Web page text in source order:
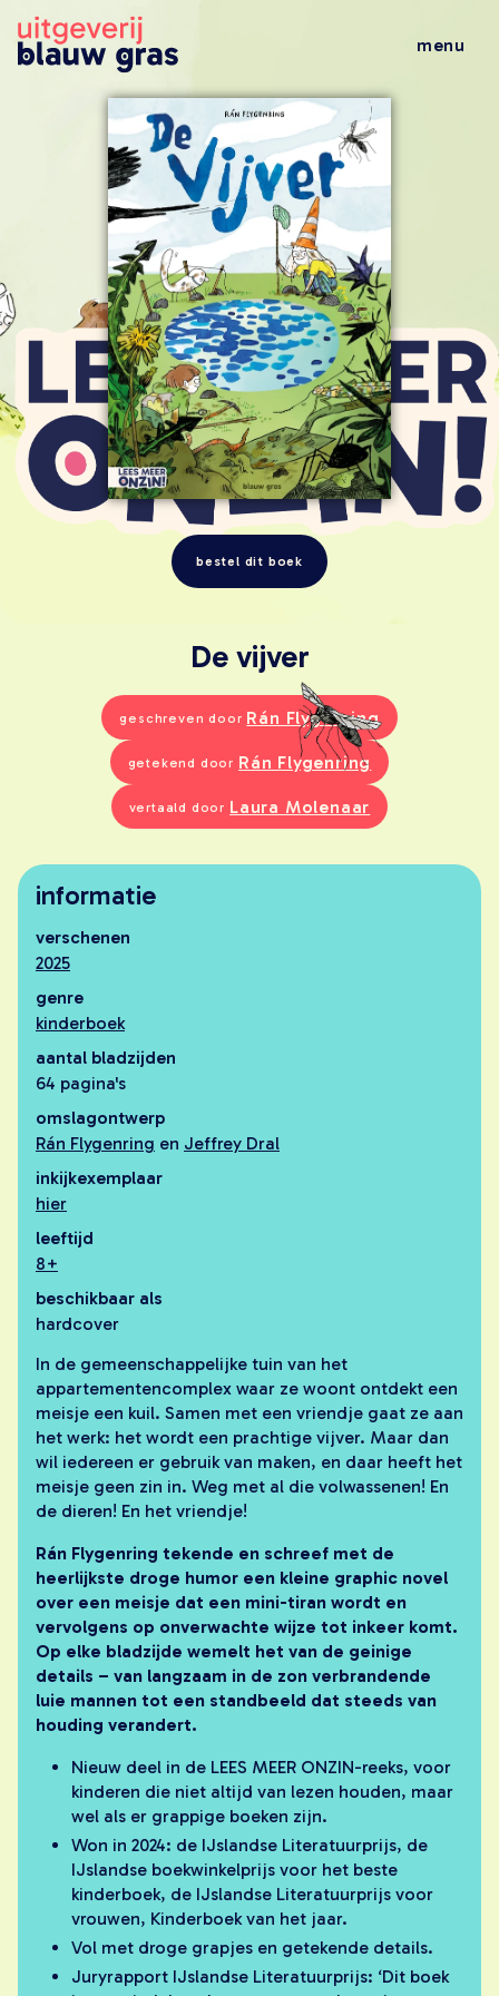
menu
wat doen wij
veelgestelde vragen
wie zijn wij
nieuws
al het nieuws
brochures
leestips
evenementen
boeken
alle boeken
kinderboeken
jeugdboeken
young adult
volwassenen
lees meer onzin
extra
leesmeeronzin.nl
kleinepandaboeken.nl
defantastischebus.nl
makers
alle makers
illustratoren en fotografen
bestel dit boek
De vijver
geschreven door Rán Flygenring
getekend door Rán Flygenring
vertaald door Laura Molenaar
informatie
verschenen
2025
genre
kinderboek
aantal bladzijden
64 pagina's
omslagontwerp
Rán Flygenring en Jeffrey Dral
inkijkexemplaar
hier
leeftijd
8+
beschikbaar als
hardcover
In de gemeenschappelijke tuin van het
appartementencomplex waar ze woont ontdekt een
meisje een kuil. Samen met een vriendje gaat ze aan
het werk: het wordt een prachtige vijver. Maar dan
wil iedereen er gebruik van maken, en daar heeft het
meisje geen zin in. Weg met al die volwassenen! En
de dieren! En het vriendje!
Rán Flygenring tekende en schreef met de
heerlijkste droge humor een kleine graphic novel
over een meisje dat een mini-tiran wordt en
vervolgens op onverwachte wijze tot inkeer komt.
Op elke bladzijde wemelt het van de geinige
details – van langzaam in de zon verbrandende
luie mannen tot een standbeeld dat steeds van
houding verandert.
Nieuw deel in de LEES MEER ONZIN-reeks, voor
kinderen die niet altijd van lezen houden, maar
wel als er grappige boeken zijn.
Won in 2024: de IJslandse Literatuurprijs, de
IJslandse boekwinkelprijs voor het beste
kinderboek, de IJslandse Literatuurprijs voor
vrouwen, Kinderboek van het jaar.
Vol met droge grapjes en getekende details.
Juryrapport IJslandse Literatuurprijs: ‘Dit boek